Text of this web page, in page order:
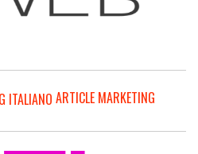
ARTICLE MARKETING